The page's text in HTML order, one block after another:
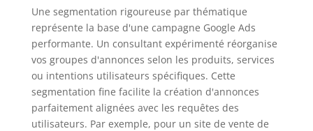
Une segmentation rigoureuse par thématique
représente la base d'une campagne Google Ads
performante. Un consultant expérimenté réorganise
vos groupes d'annonces selon les produits, services
ou intentions utilisateurs spécifiques. Cette
segmentation fine facilite la création d'annonces
parfaitement alignées avec les requêtes des
utilisateurs. Par exemple, pour un site de vente de